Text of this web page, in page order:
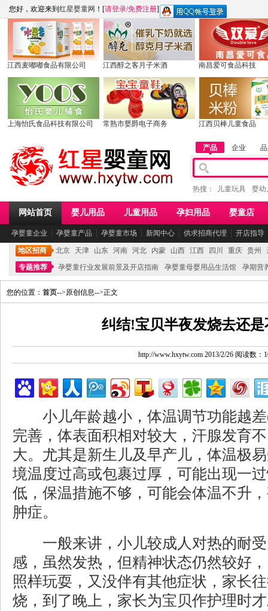
您好，欢迎来到 红星婴童网 ！[请登录/免费注册]
江西麦嘟嘟食品有限公司 江西醇之客月子米酒 南昌爱可食品科技
上海怡氏食品科技有限公司 常熟市婴爵电子商务 江西贝棒儿童食品
产品 企业
热搜： 儿童玩具 婴幼
网站首页 婴儿用品 儿童用品 孕妇用品 婴童店
孕婴童企业 ┆ 孕婴童产品 ┆ 孕婴童市场 ┆ 新闻中心 ┆ 供求招商代理 ┆ 开店指导
地区招商 北京 天津 山东 河南 河北 内蒙 山西 江西 四川 重庆 贵州
专题推荐
孕婴童行业发展前景及开店指南 孕婴童母婴用品生活馆 孕期营
您的位置： 首页-->原创信息-->正文
纠结!宝贝半夜发烧去还
http://www.hxytw.com 2013/2/26 阅读数：
小儿年龄越小，体温调节功能越差
完善，体表面积相对较大，汗腺发育
大。尤其是新生儿及早产儿，体温极
境温度过高或包裹过厚，可能出现一
低，保温措施不够，可能会体温不升
肿症。
一般来讲，小儿较成人对热的耐受
感，虽然发热，但精神状态仍然较好
照样玩耍，又没伴有其他症状，家长
烧，到了晚上，家长为宝贝作护理时